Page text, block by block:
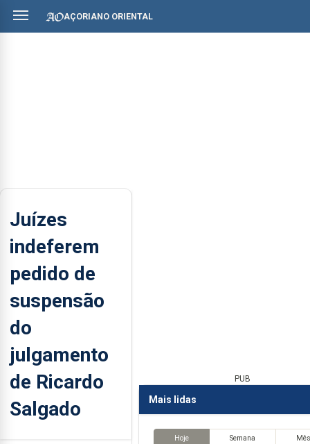
AÇORIANO ORIENTAL
Juízes
indeferem
pedido de
suspensão
do
julgamento
de Ricardo
Salgado
PUB
Mais lidas
Hoje Semana